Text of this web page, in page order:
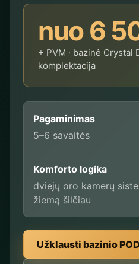
nuo 6
+ PVM · bazinė Crystal
komplektacija
Pagaminimas
5–6 savaitės
Komforto logika
dviejų oro kamerų
žiemą šilčiau
Užklausti bazinio POD